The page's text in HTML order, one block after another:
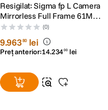
functia de "Cinemagraph", cu
animate, in cadrul carora
dupa o actualizare ulterioara de
Resigilat: Sigma fp L Camera
Mirrorless Full Frame 61MP
Kit cu EVF-11 -
RS125057991-1
(0)
9.96380 lei
Preț anterior:14.23400 lei